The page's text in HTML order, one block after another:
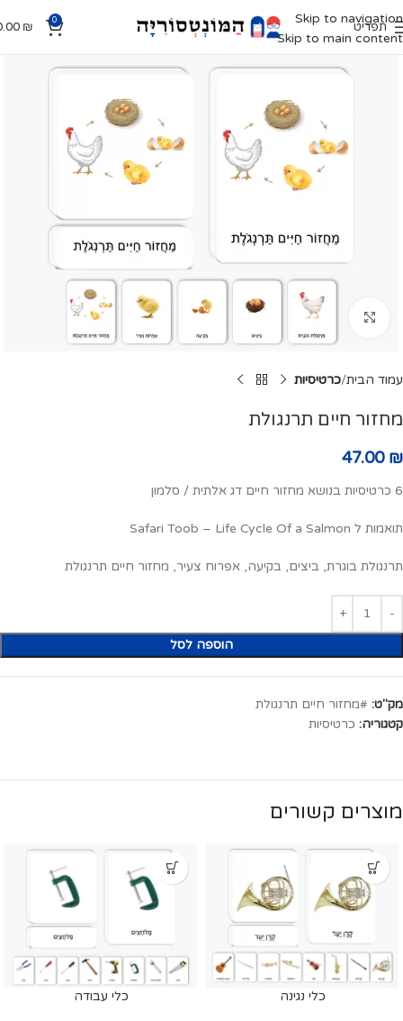
Skip to navigation
Skip to main content
תפריט 0
₪
Click to enlarge
עמוד הבית כרטיסיות
מחזור חיים תרנגולת
47.00 ₪
6 כרטיסיות בנושא מחזור חיים דג אלתית / סלמון
תואמות ל Safari Toob – Life Cycle Of a Salmon
תרנגולת בוגרת, ביצים, בקיעה, אפרוח צעיר, מחזור חיים תרנגולת
הוספה לסל
מק"ט: #מחזור חיים תרנגולת
קטגוריה: כרטיסיות
מוצרים קשורים
כלי נגינה כלי עבודה